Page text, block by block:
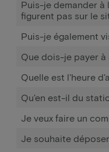
Puis-je demander
figurent pas sur le
Puis-je également
Que dois-je payer
Quelle est l'heure
Qu'en est-il du
Je veux faire un
Je souhaite